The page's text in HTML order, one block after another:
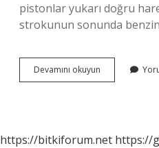
pistonlar yukarı doğru
strokunun sonunda
Devamını okuyun
Motorlarda
https://bitkiforum.net https://